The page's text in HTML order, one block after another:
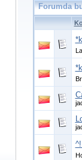
Forumda